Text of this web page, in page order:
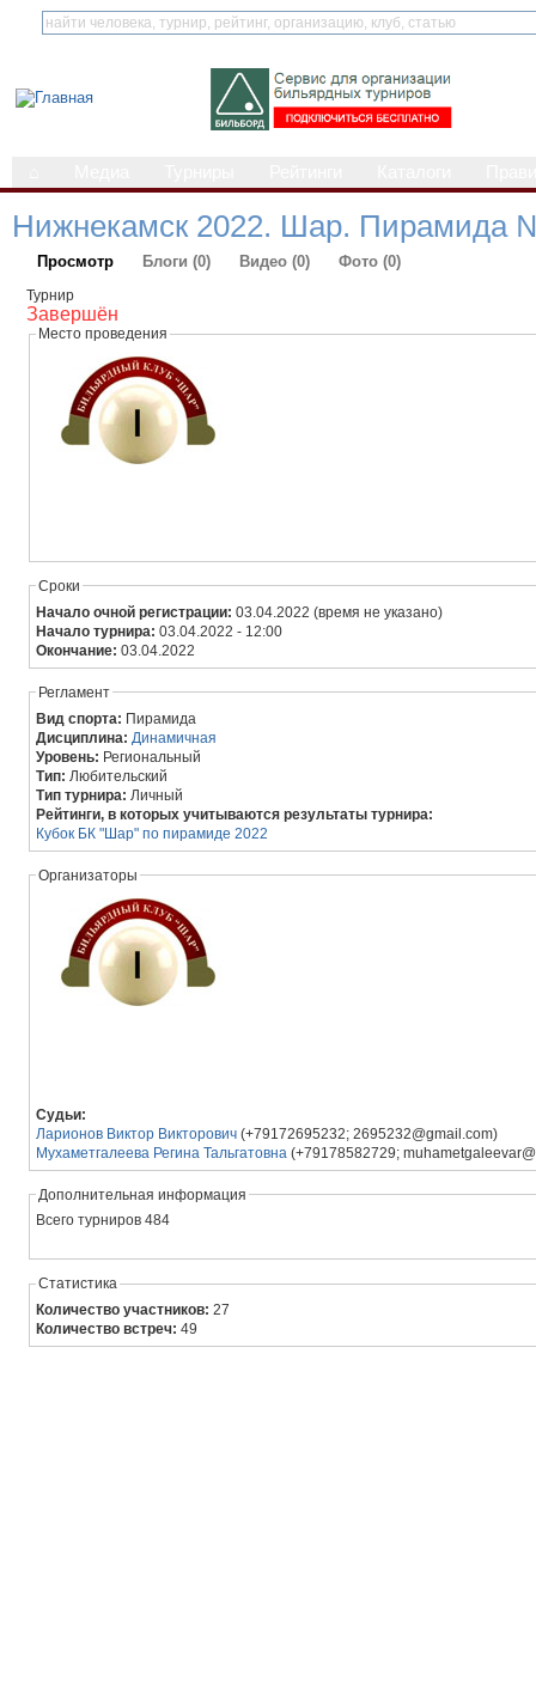
Нижнекамск 2022. Шар. Пирамида
Просмотр Блоги (0) Видео (0) Фото (0)
Турнир
Завершён
Место проведения
Сроки
Начало очной регистрации:03.04.2022 (время не указано)
Начало турнира:03.04.2022 - 12:00
Окончание:03.04.2022
Регламент
Вид спорта: Пирамида
Дисциплина: Динамичная
Уровень: Региональный
Тип: Любительский
Тип турнира: Личный
Рейтинги, в которых учитываются результаты турнира:
Кубок БК "Шар" по пирамиде 2022
Организаторы
Судьи:
Ларионов Виктор Викторович (+79172695232; 2695232@gmail.com)
Мухаметгалеева Регина Тальгатовна (+79178582729;
Дополнительная информация
Всего турниров 484
Статистика
Количество участников:27
Количество встреч:49